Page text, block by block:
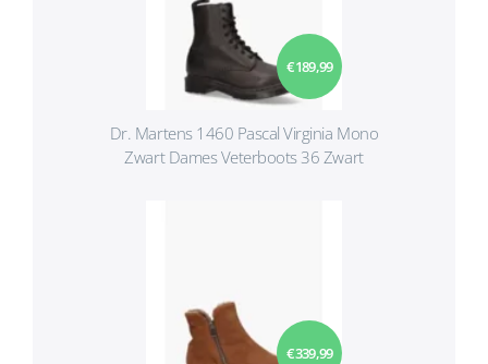
€ 189,99
Dr. Martens 1460 Pascal Virginia Mono
Zwart Dames Veterboots 36 Zwart
€ 339,99